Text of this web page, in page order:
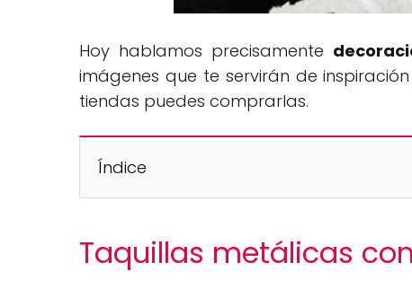
Hoy hablamos precisamente
imágenes que te servirán de
tiendas puedes comprarlas.
Índice
Taquillas metálicas